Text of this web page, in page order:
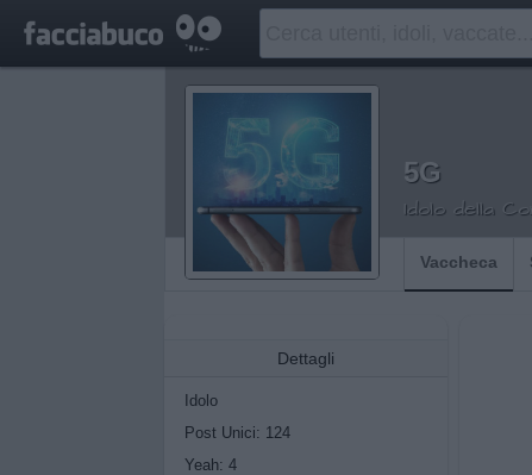
5G
Idolo della
Vaccheca
Dettagli
Idolo
Post Unici: 124
Yeah: 4